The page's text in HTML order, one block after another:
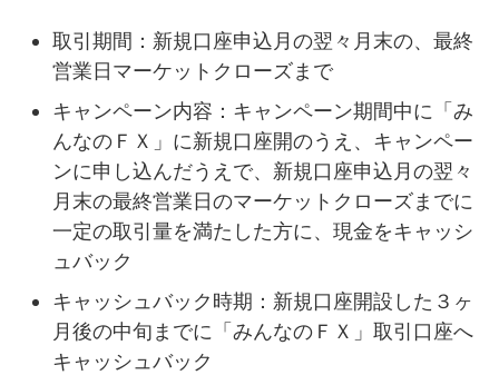
取引期間：新規口座申込月の翌々月末の、最終
営業日マーケットクローズまで
キャンペーン内容：キャンペーン期間中に「み
んなのＦＸ」に新規口座開のうえ、キャンペー
ンに申し込んだうえで、新規口座申込月の翌々
月末の最終営業日のマーケットクローズまでに
一定の取引量を満たした方に、現金をキャッシ
ュバック
キャッシュバック時期：新規口座開設した３ヶ
月後の中旬までに「みんなのＦＸ」取引口座へ
キャッシュバック